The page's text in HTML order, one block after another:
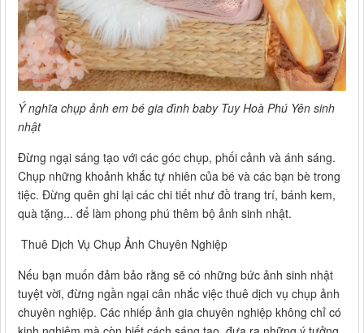
Ý nghĩa chụp ảnh em bé gia đình baby Tuy Hoà Phú Yên sinh
nhật
Đừng ngại sáng tạo với các góc chụp, phối cảnh và ánh sáng.
Chụp những khoảnh khắc tự nhiên của bé và các bạn bè trong
tiệc. Đừng quên ghi lại các chi tiết như đồ trang trí, bánh kem,
quà tặng... để làm phong phú thêm bộ ảnh sinh nhật.
Thuê Dịch Vụ Chụp Ảnh Chuyên Nghiệp
Nếu bạn muốn đảm bảo rằng sẽ có những bức ảnh sinh nhật
tuyệt vời, đừng ngần ngại cân nhắc việc thuê dịch vụ chụp ảnh
chuyên nghiệp. Các nhiếp ảnh gia chuyên nghiệp không chỉ có